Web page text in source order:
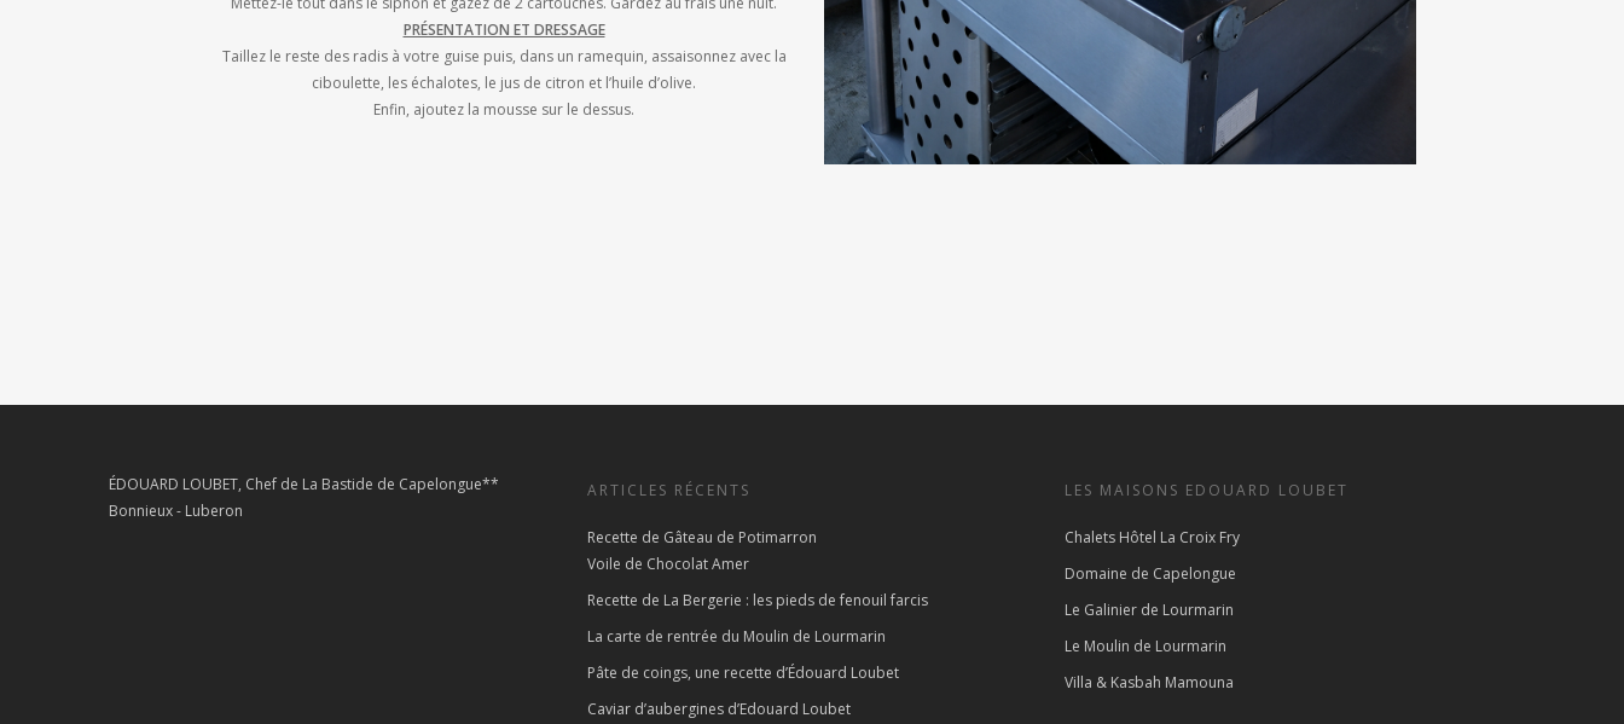
PRÉSENTATION ET DRESSAGE
Taillez le reste des radis à votre guise puis, dans un ramequin, assaisonnez avec la
ciboulette, les échalotes, le jus de citron et l’huile d’olive.
Enfin, ajoutez la mousse sur le dessus.
ÉDOUARD LOUBET, Chef de La Bastide de Capelongue**
Bonnieux - Luberon
ARTICLES RÉCENTS
Recette de Gâteau de Potimarron
Voile de Chocolat Amer
Recette de La Bergerie : les pieds de fenouil farcis
La carte de rentrée du Moulin de Lourmarin
Pâte de coings, une recette d’Édouard Loubet
Caviar d’aubergines d’Edouard Loubet
LES MAISONS EDOUARD LOUBET
Chalets Hôtel La Croix Fry
Domaine de Capelongue
Le Galinier de Lourmarin
Le Moulin de Lourmarin
Villa & Kasbah Mamouna